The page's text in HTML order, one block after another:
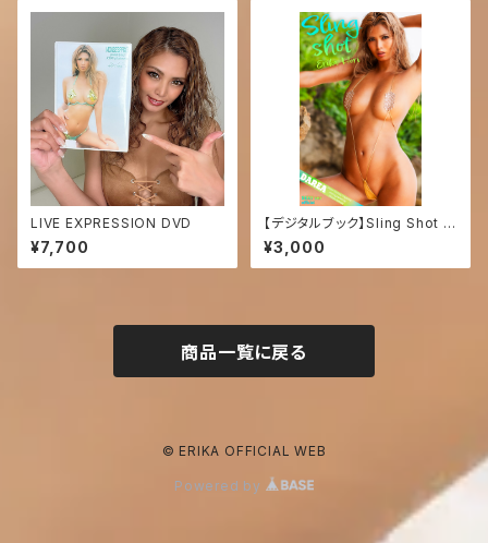
LIVE EXPRESSION DVD
¥7,700
【デジタルブック】Sling Shot D
AREA Dream Factory Maga
zine
¥3,000
商品一覧に戻る
© ERIKA OFFICIAL WEB
Powered by